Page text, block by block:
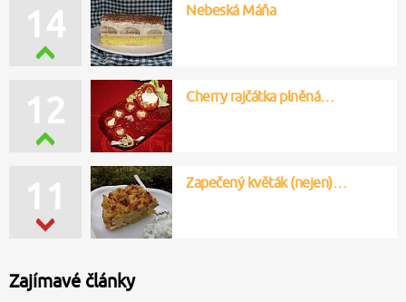
12 Cherry rajčátka plněná…
14 Nebeská Máňa
11 Zapečený květák (nejen)…
Zajímavé články